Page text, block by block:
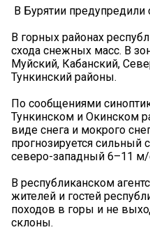
В Бурятии предупредили
В горных районах
схода снежных масс. В
Муйский, Кабанский,
Тункинский районы.
По сообщениями
Тункинском и Окинском
виде снега и мокрого
прогнозируется сильный
северо-западный 6–11
В республиканском
жителей и гостей
походов в горы и не
склоны.